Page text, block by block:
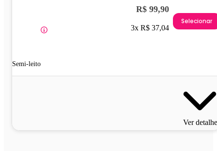
Semi-leito
R$ 99,90
3x R$ 37,04
Selecionar
Ver